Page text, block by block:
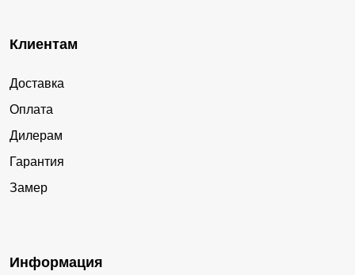
Клиентам
Доставка
Оплата
Дилерам
Гарантия
Замер
Информация